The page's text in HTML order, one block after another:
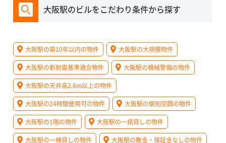
大阪駅のビルをこだわり条件から探す
大阪駅の築10年以内の物件 大阪駅の大規模物件
大阪駅の新耐震基準適合物件 大阪駅の機械警備の物件
大阪駅の天井高2.6m以上の物件
大阪駅の24時間使用可の物件 大阪駅の個別空調の物件
大阪駅の1階の物件 大阪駅の一括貸しの物件
大阪駅の一棟貸しの物件 大阪駅の敷金・保証金なしの物件